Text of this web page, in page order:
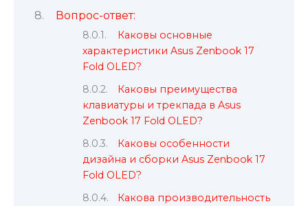
Вопрос-ответ:
Каковы основные
характеристики Asus Zenbook 17
Fold OLED?
Каковы преимущества
клавиатуры и трекпада в Asus
Zenbook 17 Fold OLED?
Каковы особенности
дизайна и сборки Asus Zenbook 17
Fold OLED?
Какова производительность